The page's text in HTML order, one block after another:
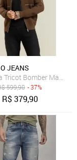
Dialogo Jeans
JEANS
Tricot Bomber
599,90 - 37%
R$379,90